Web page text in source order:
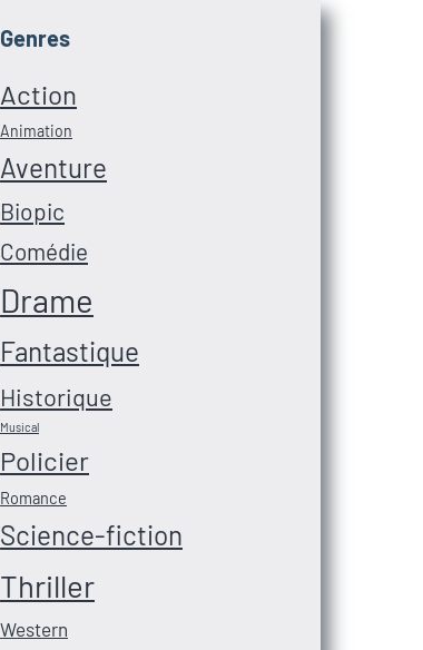
Genres
Action
Animation
Aventure
Biopic
Comédie
Drame
Fantastique
Historique
Musical
Policier
Romance
Science-fiction
Thriller
Western